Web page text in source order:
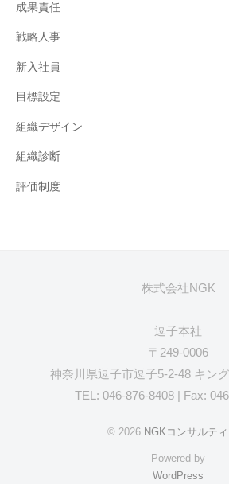
成果責任
戦略人事
新入社員
目標設定
組織デザイン
組織診断
評価制度
株式会社NGK
逗子本社
〒249-0006
神奈川県逗子市逗子5-2-48 キン
TEL: 046-876-8408 | Fax:
© 2026 NGKコンサルテ
Powered by
WordPress